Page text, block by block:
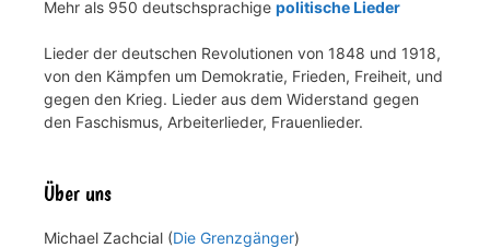
Mehr als 950 deutschsprachige politische Lieder
Lieder der deutschen Revolutionen von 1848 und 1918,
von den Kämpfen um Demokratie, Frieden, Freiheit, und
gegen den Krieg. Lieder aus dem Widerstand gegen
den Faschismus, Arbeiterlieder, Frauenlieder.
Über uns
Michael Zachcial (Die Grenzgänger)